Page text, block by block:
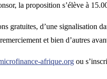
la proposition s’élève à
gratuites, d’une signalisation
et bien d’autres
afrique.org ou